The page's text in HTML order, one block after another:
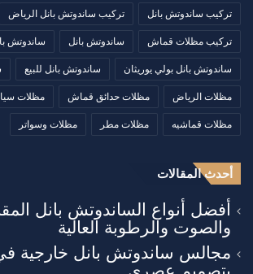
تركيب ساندوتش بانل تركيب ساندوتش بانل الرياض
تركيب مظلات قماش ساندوتش بانل ساندوتش
ساندوتش بانل بولي يوريثان ساندوتش بانل للبيع
مظلات الرياض مظلات حدائق قماش مظلات
مظلات قماشيه مظلات مطر مظلات وسواتر
أحدث المقالات
أفضل أنواع الساندوتش بانل
والصوت والرطوبة العالية
مجالس ساندوتش بانل خارجية